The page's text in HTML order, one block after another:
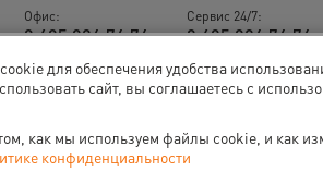
Офис:
8 495 926 76 76
Сервис 24/7:
8 495 926 76 76
События
для обеспечения удобства
сайт, вы соглашаетесь с
как мы используем файлы cookie, и как
конфиденциальности